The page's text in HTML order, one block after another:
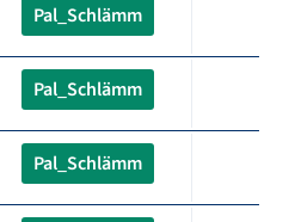
Pal_Schlämm
Pal_Schlämm
Pal_Schlämm